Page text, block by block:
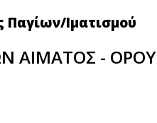
Ιματισμού
ΑΙΜΑΤΟΣ - ΟΡΟΥ